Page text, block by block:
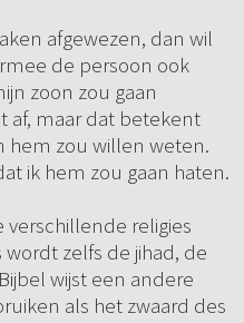
afgewezen, dan wil
de persoon ook
zoon zou gaan
af, maar dat betekent
hem zou willen weten.
ik hem zou gaan haten.
verschillende religies
zelfs de jihad, de
wijst een andere
als het zwaard des